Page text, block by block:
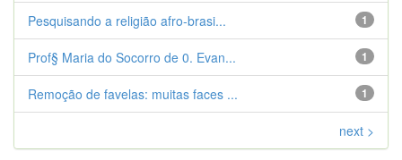
1
Pesquisando a religião afro-brasi...
1
Prof§ Maria do Socorro de 0. Evan...
1
Remoção de favelas: muitas faces ...
next >